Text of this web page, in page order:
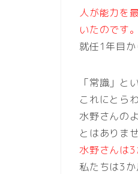
人が能力を
いたのです。
就任1年目
「常識」と
これにとら
水野さんの
とはありませ
水野さんは3
私たちは3